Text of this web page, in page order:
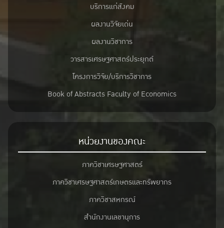
บริการแก่สังคม
ผลงานวิจัยเด่น
ผลงานวิชาการ
วารสารเศรษฐศาสตร์ประยุกต์
โครงการวิจัย/บริการวิชาการ
Book of Abstracts Faculty of Economics
หน่วยงานของคณะ
ภาควิชาเศรษฐศาสตร์
ภาควิชาเศรษฐศาสตร์เกษตรและทรัพยากร
ภาควิชาสหกรณ์
สำนักงานเลขานุการ